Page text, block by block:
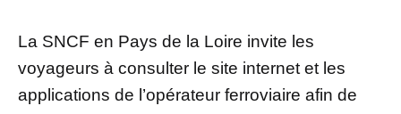
La SNCF en Pays de la Loire invite les
voyageurs à consulter le site internet et les
applications de l’opérateur ferroviaire afin de